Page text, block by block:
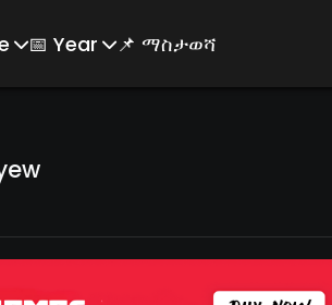
📅 Year 📌 ማስታወሻ